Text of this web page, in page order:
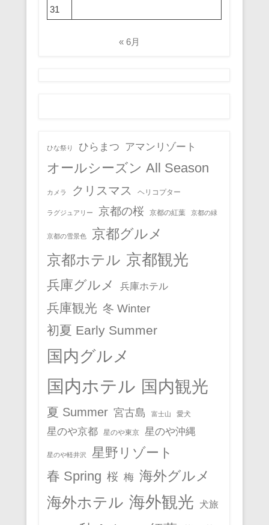
31
« 6月
ひな祭り ひらまつ アマンリゾート
オールシーズン All Season
カメラ クリスマス ヘリコプター
ラグジュアリー 京都の桜 京都の紅葉 京都の緑
京都の雪景色 京都グルメ
京都ホテル 京都観光
兵庫グルメ 兵庫ホテル
兵庫観光 冬 Winter
初夏 Early Summer
国内グルメ
国内ホテル 国内観光
夏 Summer 宮古島 富士山 愛犬
星のや京都 星のや東京 星のや沖縄
星のや軽井沢
星野リゾート
春 Spring 桜 梅 海外グルメ
海外ホテル 海外観光 犬旅